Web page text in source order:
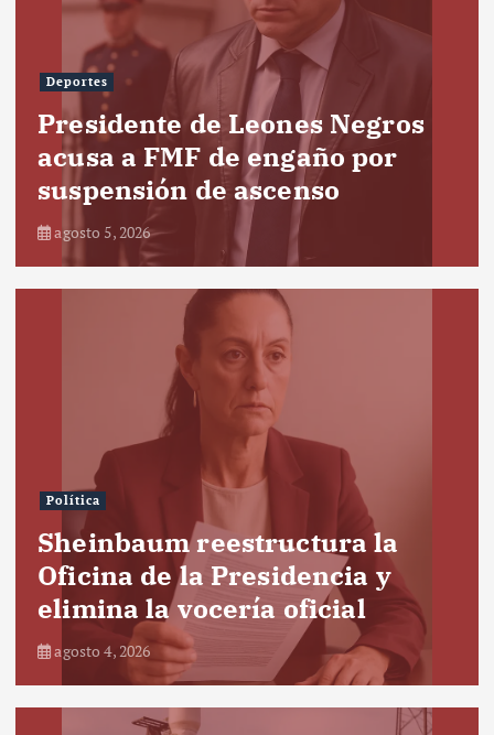
Deportes
Presidente de Leones Negros
acusa a FMF de engaño por
suspensión de ascenso
agosto 5, 2026
Política
Sheinbaum reestructura la
Oficina de la Presidencia y
elimina la vocería oficial
agosto 4, 2026